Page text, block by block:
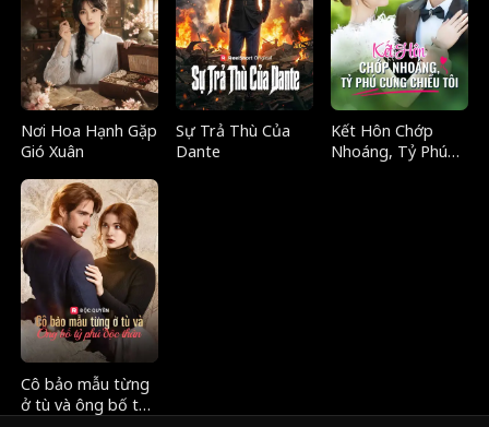
Nơi Hoa Hạnh Gặp
Gió Xuân
Sự Trả Thù Của
Dante
Kết Hôn Chớp
Nhoáng, Tỷ Phú
Cô bảo mẫu từng
ở tù và ông bố tỷ